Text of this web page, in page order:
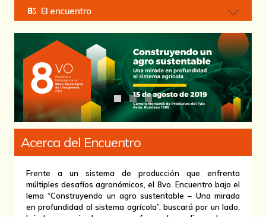
El encuentro
Acerca del Encuentro
Frente a un sistema de producción que enfrenta
múltiples desafíos agronómicos, el 8vo. Encuentro bajo el
lema “Construyendo un agro sustentable – Una mirada
en profundidad al sistema agrícola”, buscará por un lado,